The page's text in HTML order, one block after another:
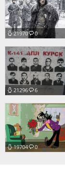
21970 0
21296 6
19704 0